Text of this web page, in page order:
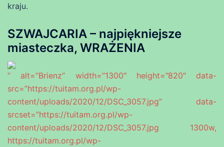
kraju.
SZWAJCARIA – najpiękniejsze
miasteczka, WRAŻENIA
” alt=”Brienz” width=”1300″ height=”820″ data-
src=”https://tuitam.org.pl/wp-
content/uploads/2020/12/DSC_3057.jpg” data-
srcset=”https://tuitam.org.pl/wp-
content/uploads/2020/12/DSC_3057.jpg 1300w,
https://tuitam.org.pl/wp-